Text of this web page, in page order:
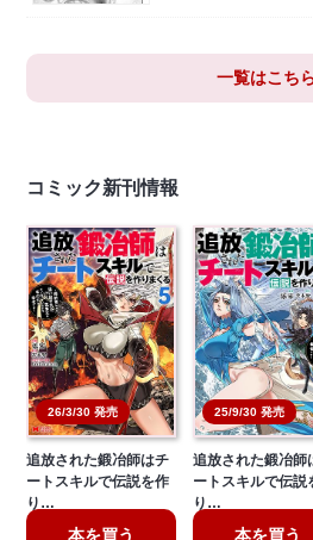
一覧はこち
コミック新刊情報
26/3/30 発売
追放された鍛冶師はチ
ートスキルで伝説を作
り…
本を買う
25/9/30 発売
追放された鍛冶師
ートスキルで伝説
り…
本を買う